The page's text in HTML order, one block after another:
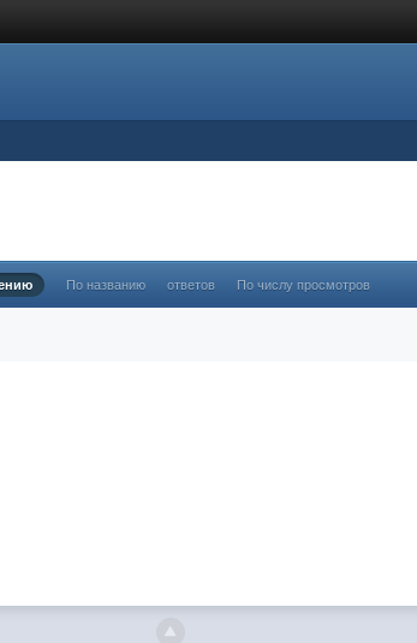
По названию ответов По числу просмотров